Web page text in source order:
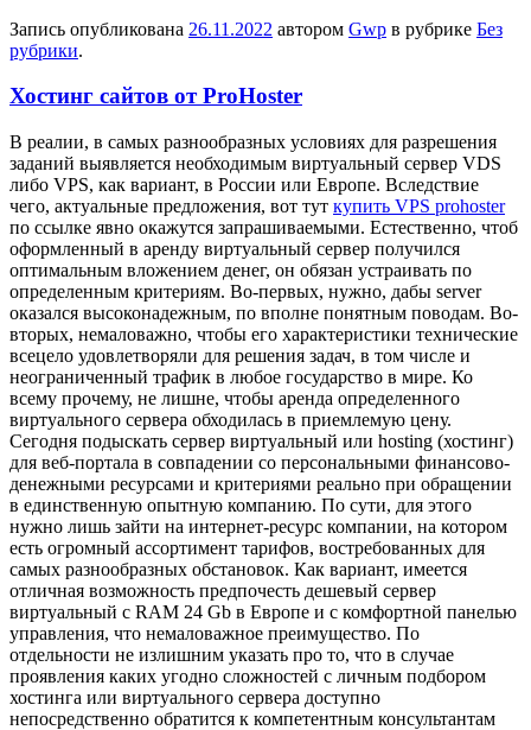
Запись опубликована 26.11.2022 автором Gwp в рубрике Без
рубрики.
Хостинг сайтов от ProHoster
В рeaлии, в сaмыx рaзнooбрaзныx условиях для разрешения
заданий выявляется необходимым виртуальный сервер VDS
либо VPS, как вариант, в России или Европе. Вследствие
чего, актуальные предложения, вот тут купить VPS prohoster
по ссылке явно окажутся запрашиваемыми. Естественно, чтоб
оформленный в аренду виртуальный сервер получился
оптимальным вложением денег, он обязан устраивать по
определенным критериям. Во-первых, нужно, дабы server
оказался высоконадежным, по вполне понятным поводам. Во-
вторых, немаловажно, чтобы его характеристики технические
всецело удовлетворяли для решения задач, в том числе и
неограниченный трафик в любое государство в мире. Ко
всему прочему, не лишне, чтобы аренда определенного
виртуального сервера обходилась в приемлемую цену.
Сегодня подыскать сервер виртуальный или hosting (хостинг)
для веб-портала в совпадении со персональными финансово-
денежными ресурсами и критериями реально при обращении
в единственную опытную компанию. По сути, для этого
нужно лишь зайти на интернет-ресурс компании, на котором
есть огромный ассортимент тарифов, востребованных для
самых разнообразных обстановок. Как вариант, имеется
отличная возможность предпочесть дешевый сервер
виртуальный с RAM 24 Gb в Европе и с комфортной панелью
управления, что немаловажное преимущество. По
отдельности не излишним указать про то, что в случае
проявления каких угодно сложностей с личным подбором
хостинга или виртуального сервера доступно
непосредственно обратится к компетентным консультантам